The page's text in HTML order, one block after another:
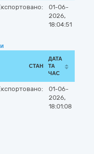
01-06-
2026,
18:04:51
СТАН
ДАТА
ТА
ЧАС
01-06-
2026,
18:01:08